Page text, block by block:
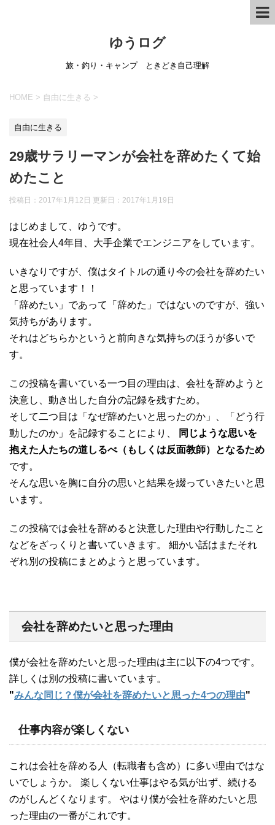
ゆうログ
旅・釣り・キャンプ ときどき自己理解
HOME > 自由に生きる >
自由に生きる
29歳サラリーマンが会社を辞めたくて始
めたこと
投稿日：2017年1月12日 更新日： 2017年1月19日
はじめまして、ゆうです。
現在社会人4年目、大手企業でエンジニアをしています。
いきなりですが、僕はタイトルの通り今の会社を辞めたい
と思っています！！
「辞めたい」であって「辞めた」ではないのですが、強い
気持ちがあります。
それはどちらかというと前向きな気持ちのほうが多いで
す。
この投稿を書いている一つ目の理由は、会社を辞めようと
決意し、動き出した自分の記録を残すため。
そして二つ目は「なぜ辞めたいと思ったのか」、「どう行
動したのか」を記録することにより、
同じような思いを
抱えた人たちの道しるべ（もしくは反面教師）となるため
です。
そんな思いを胸に自分の思いと結果を綴っていきたいと思
います。
この投稿では会社を辞めると決意した理由や行動したこと
などをざっくりと書いていきます。 細かい話はまたそれ
ぞれ別の投稿にまとめようと思っています。
会社を辞めたいと思った理由
僕が会社を辞めたいと思った理由は主に以下の4つです。
詳しくは別の投稿に書いています。
"みんな同じ？僕が会社を辞めたいと思った4つの理由"
仕事内容が楽しくない
これは会社を辞める人（転職者も含め）に多い理由ではな
いでしょうか。 楽しくない仕事はやる気が出ず、続ける
のがしんどくなります。 やはり僕が会社を辞めたいと思
った理由の一番がこれです。